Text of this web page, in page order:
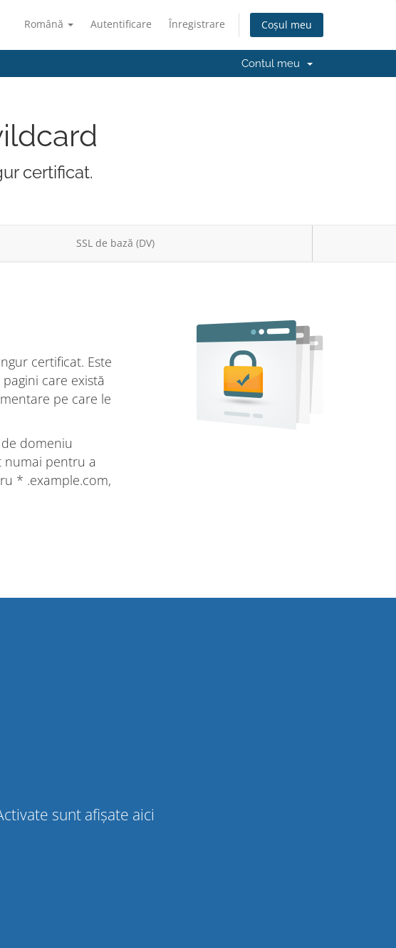
Română Autentificare Înregistrare Coșul meu
Contul meu
certificat.
SSL de bază (DV)
certificat. Este
care există
pe care le
domeniu
numai pentru a
* .example.com,
sunt afișate aici